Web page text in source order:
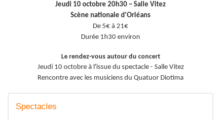
Jeudi 10 octobre 20h30 − Salle Vitez
Scène nationale d'Orléans
De 5€ à 21€
Durée 1h30 environ
Le rendez-vous autour du concert
Jeudi 10 octobre à l'issue du spectacle - Salle Vitez
Rencontre avec les musiciens du Quatuor Diotima
Spectacles